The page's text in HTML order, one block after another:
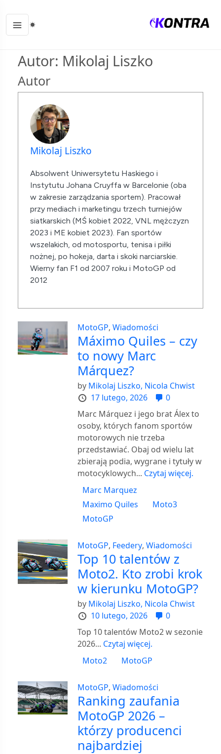
Autor: Mikolaj Liszko
Autor
Mikolaj Liszko
Absolwent Uniwersytetu Haskiego i
Instytutu Johana Cruyffa w Barcelonie (oba
w zakresie zarządzania sportem). Pracował
przy mediach i marketingu trzech turniejów
siatkarskich (MŚ kobiet 2022, VNL mężczyzn
2023 i ME kobiet 2023). Fan sportów
wszelakich, od motosportu, tenisa i piłki
nożnej, po hokeja, darta i skoki narciarskie.
Wierny fan F1 od 2007 roku i MotoGP od
2012
MotoGP,Wiadomości
Máximo Quiles – czy
to nowy Marc
Márquez?
by Mikolaj Liszko, Nicola Chwist
17 lutego, 2026
0
Marc Márquez i jego brat Álex to
osoby, których fanom sportów
motorowych nie trzeba
przedstawiać. Obaj od wielu lat
zbierają podia, wygrane i tytuły w
motocyklowych... Czytaj więcej.
Marc Marquez
Maximo Quiles
Moto3
MotoGP
MotoGP, Feedery,Wiadomości
Top 10 talentów z
Moto2. Kto zrobi krok
w kierunku MotoGP?
by Mikolaj Liszko, Nicola Chwist
10 lutego, 2026
0
Top 10 talentów Moto2 w sezonie
2026... Czytaj więcej.
Moto2
MotoGP
MotoGP,Wiadomości
Ranking zaufania
MotoGP 2026 –
którzy producenci
najbardziej